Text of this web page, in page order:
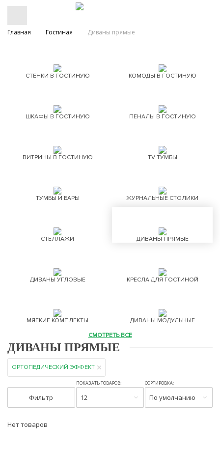
Главная Гостиная Диваны прямые
СТЕНКИ В ГОСТИНУЮ КОМОДЫ В ГОСТИНУЮ
ШКАФЫ В ГОСТИНУЮ ПЕНАЛЫ В ГОСТИНУЮ
ВИТРИНЫ В ГОСТИНУЮ TV ТУМБЫ
ТУМБЫ И БАРЫ ЖУРНАЛЬНЫЕ СТОЛИКИ
СТЕЛЛАЖИ ДИВАНЫ ПРЯМЫЕ
ДИВАНЫ УГЛОВЫЕ КРЕСЛА ДЛЯ ГОСТИНОЙ
МЯГКИЕ КОМПЛЕКТЫ
ДИВАНЫ МОДУЛЬНЫЕ
СМОТРЕТЬ ВСЕ
ДИВАНЫ ПРЯМЫЕ
ОРТОПЕДИЧЕСКИЙ ЭФФЕКТ
Фильтр
ПОКАЗАТЬ ТОВАРОВ:
12
СОРТИРОВКА:
По умолчанию
Нет товаров